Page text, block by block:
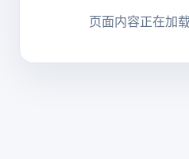
页面内容正在加